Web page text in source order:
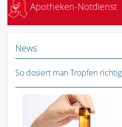
Apotheken-Notdienst
News
So dosiert man Tropfen richtig